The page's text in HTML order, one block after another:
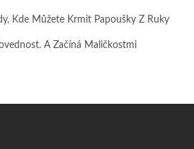
Kde Můžete Krmit Papoušky Z Ruky
A Začíná Maličkostmi